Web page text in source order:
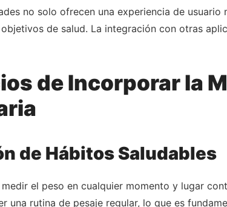
no solo ofrecen una experiencia de
de salud. La integración con otras
de Incorporar la
de Hábitos Saludables
el peso en cualquier momento y lugar
una rutina de pesaje regular, lo que es